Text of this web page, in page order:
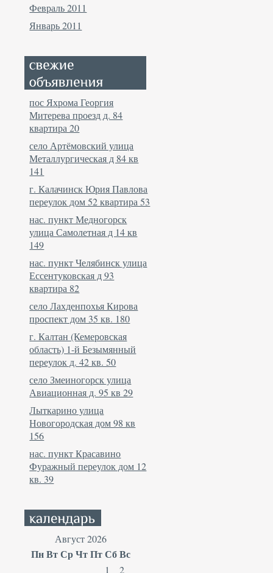
Февраль 2011
Январь 2011
пос Яхрома Георгия
Митерева проезд д. 84
квартира 20
село Артёмовский улица
Металлургическая д 84 кв
141
г. Калачинск Юрия Павлова
переулок дом 52 квартира 53
нас. пункт Медногорск
улица Самолетная д 14 кв
149
нас. пункт Челябинск улица
Ессентуковская д 93
квартира 82
село Лахденпохья Кирова
проспект дом 35 кв. 180
г. Калтан (Кемеровская
область) 1-й Безымянный
переулок д. 42 кв. 50
село Змеиногорск улица
Авиационная д. 95 кв 29
Лыткарино улица
Новогородская дом 98 кв
156
нас. пункт Красавино
Фуражный переулок дом 12
кв. 39
Август 2026
ПнВтСрЧтПтСбВс
1
2